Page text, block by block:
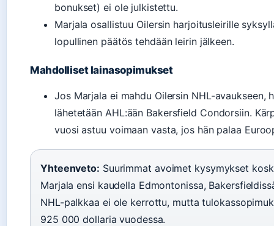
bonukset) ei ole julkistettu.
Marjala osallistuu Oilersin harjoitusleirille
lopullinen päätös tehdään leirin jälkeen.
Mahdolliset lainasopimukset
Jos Marjala ei mahdu Oilersin NHL-avaukseen,
lähetetään AHL:ään Bakersfield Condorsiin.
vuosi astuu voimaan vasta, jos hän palaa
Yhteenveto: Suurimmat avoimet kysymykset
Marjala ensi kaudella Edmontonissa,
NHL-palkkaa ei ole kerrottu, mutta
925 000 dollaria vuodessa.